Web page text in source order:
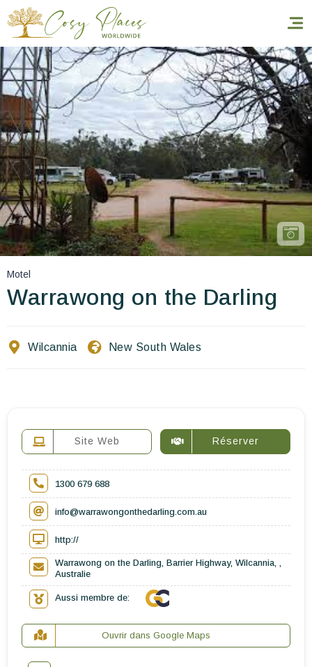
Accueil
Réserver un séjour
Nos adresses dans le monde
World’s Best Hotels
Vous faire voyager
Les séjours à thème
Motel
Warrawong on the Darling
Wilcannia New South Wales
Site Web Réserver
1300 679 688
info@warrawongonthedarling.com.au
http://
Warrawong on the Darling, Barrier Highway, Wilcannia, ,
Australie
Aussi membre de:
Ouvrir dans Google Maps